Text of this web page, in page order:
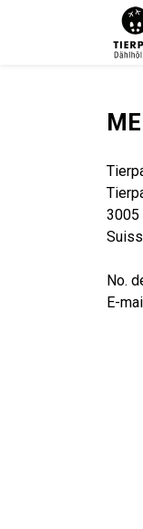
3005
No.
E-